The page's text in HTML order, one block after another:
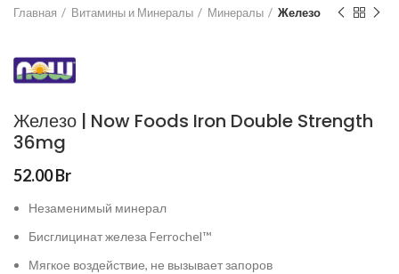
Главная Витамины и Минералы Минералы Железо
Железо | Now Foods Iron Double Strength
36mg
52.00Br
Незаменимый минерал
Бисглицинат железа Ferrochel™
Мягкое воздействие, не вызывает запоров